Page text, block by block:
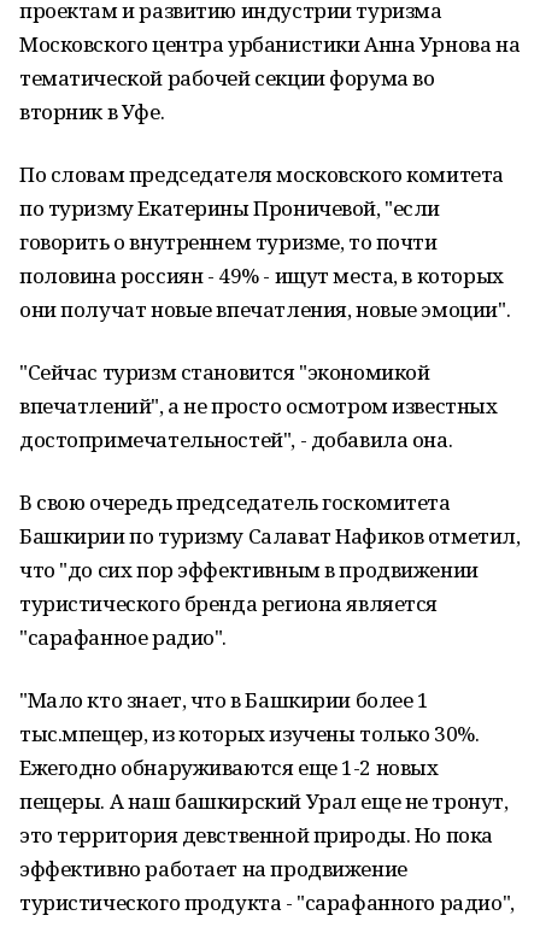
проектам и развитию индустрии туризма
Московского центра урбанистики Анна Урнова на
тематической рабочей секции форума во
вторник в Уфе.
По словам председателя московского комитета
по туризму Екатерины Проничевой, "если
говорить о внутреннем туризме, то почти
половина россиян - 49% - ищут места, в которых
они получат новые впечатления, новые эмоции".
"Сейчас туризм становится "экономикой
впечатлений", а не просто осмотром известных
достопримечательностей", - добавила она.
В свою очередь председатель госкомитета
Башкирии по туризму Салават Нафиков отметил,
что "до сих пор эффективным в продвижении
туристического бренда региона является
"сарафанное радио".
"Мало кто знает, что в Башкирии более 1
тыс.мпещер, из которых изучены только 30%.
Ежегодно обнаруживаются еще 1-2 новых
пещеры. А наш башкирский Урал еще не тронут,
это территория девственной природы. Но пока
эффективно работает на продвижение
туристического продукта - "сарафанного радио",